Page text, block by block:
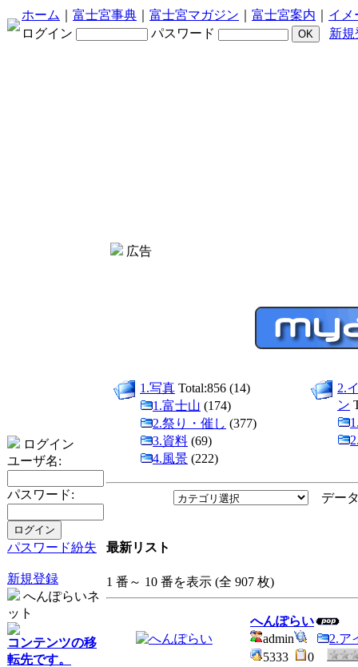
ホーム 富士宮事典 富士宮マガジン 富士宮案内
イメ
ログイン
パスワード 新規
ログイン
ユーザ名:
パスワード:
パスワード紛失
新規登録
へんぽらいネ
ット
コンテンツの移
転先です。
広告
1.写真 Total:856 (14)
1.富士山 (174)
2.祭り・催し (377)
3.資料 (69)
4.風景 (222)
2.
ン
デー
最新リスト
1 番～ 10 番を表示 (全 907 枚)
へんぽらい
admin
2.ア
5333
0